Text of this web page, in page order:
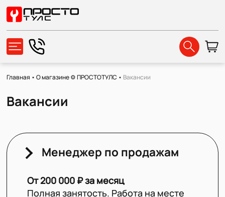
Главная •О магазине ⚙️ ПРОСТОТУЛС • Вакансии
Вакансии
Менеджер по продажам
От 200 000 ₽ за месяц
Полная занятость. Работа на месте